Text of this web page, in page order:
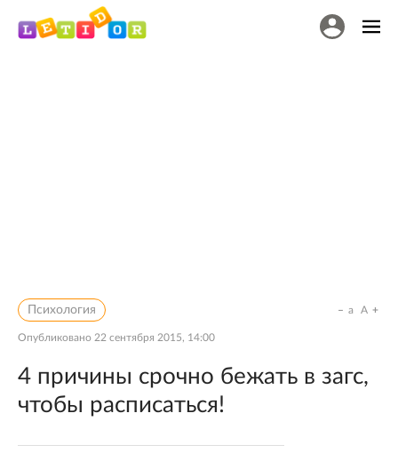
Психология
Опубликовано 22 сентября 2015, 14:00
a A
4 причины срочно бежать в загс,
чтобы расписаться!